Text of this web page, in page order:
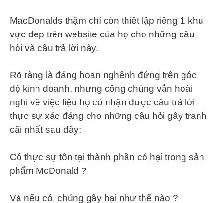
MacDonalds thậm chí còn thiết lập riêng 1 khu
vực đẹp trên website của họ cho những câu
hỏi và câu trả lời này.
Rõ ràng là đáng hoan nghênh đứng trên góc
độ kinh doanh, nhưng công chúng vẫn hoài
nghi về việc liệu họ có nhận được câu trả lời
thực sự xác đáng cho những câu hỏi gây tranh
cãi nhất sau đây:
Có thực sự tồn tại thành phần có hại trong sản
phẩm McDonald ?
Và nếu có, chúng gây hại như thế nào ?